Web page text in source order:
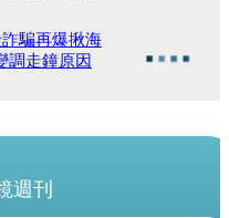
騙再爆揪海
走鐘原因
週刊